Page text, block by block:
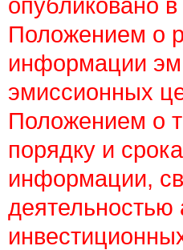
Положением о
информации
эмиссионных
Положением о
порядку и
информации,